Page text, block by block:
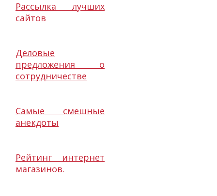
Рассылка лучших
сайтов
Деловые
предложения о
сотрудничестве
Самые смешные
анекдоты
Рейтинг интернет
магазинов.